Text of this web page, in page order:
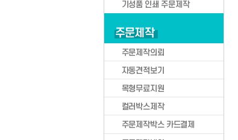
박스큐브
BOXCUBE 카테고리